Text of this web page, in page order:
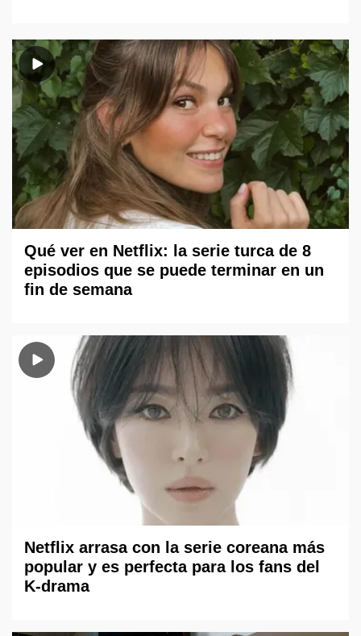
Qué ver en Netflix: la serie turca de 8
episodios que se puede terminar en un
fin de semana
Netflix arrasa con la serie coreana más
popular y es perfecta para los fans del
K-drama